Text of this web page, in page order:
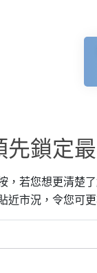
先鎖定
，若您想更清楚
近市況，令您可